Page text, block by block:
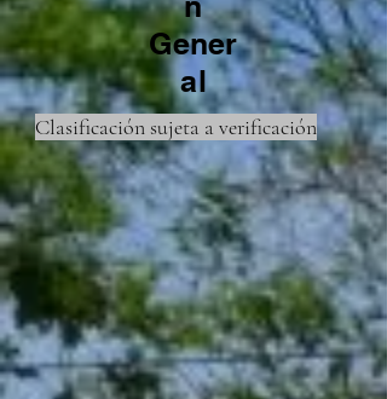
Gener
al
Clasificación sujeta a verificación